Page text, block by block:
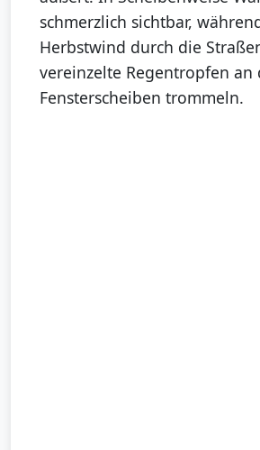
schmerzlich sichtbar,
Herbstwind durch die
vereinzelte Regentropfen an
Fensterscheiben trommeln.